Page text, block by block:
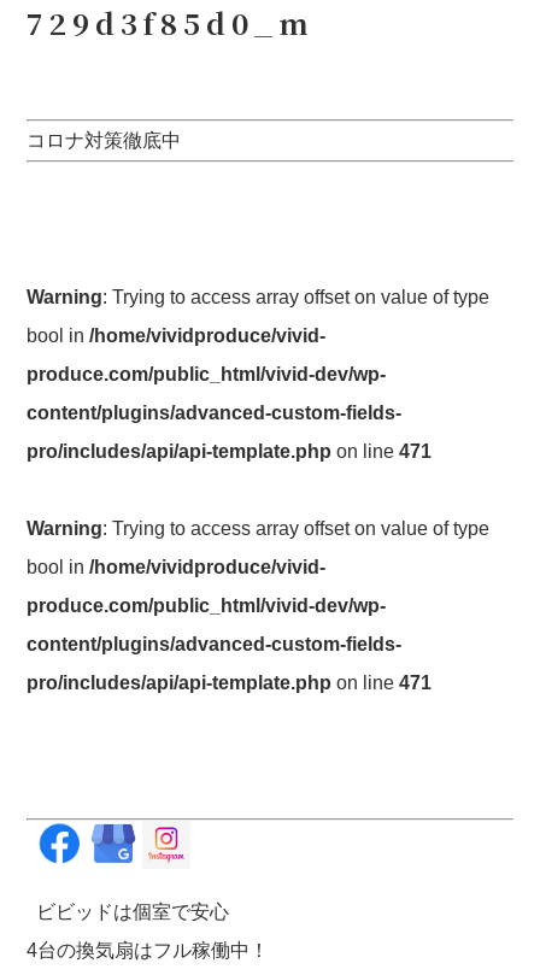
729d3f85d0_m
コロナ対策徹底中
Warning: Trying to access array offset on value of type
bool in/home/vividproduce/vivid-
produce.com/public_html/vivid-dev/wp-
content/plugins/advanced-custom-fields-
pro/includes/api/api-template.php on line471
Warning: Trying to access array offset on value of type
bool in/home/vividproduce/vivid-
produce.com/public_html/vivid-dev/wp-
content/plugins/advanced-custom-fields-
pro/includes/api/api-template.php on line471
ビビッドは個室で安心
4台の換気扇はフル稼働中！